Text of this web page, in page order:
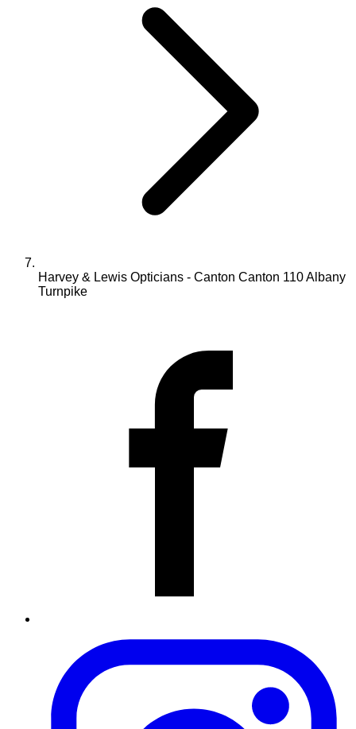
Harvey & Lewis Opticians - Canton Canton 110 Albany
Turnpike